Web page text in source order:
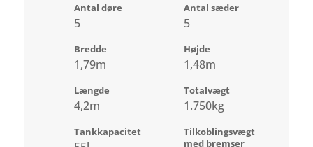
Antal døre
5
Antal sæder
5
Bredde
1,79m
Højde
1,48m
Længde
4,2m
Totalvægt
1.750kg
Tankkapacitet
Tilkoblingsvægt
med bremser